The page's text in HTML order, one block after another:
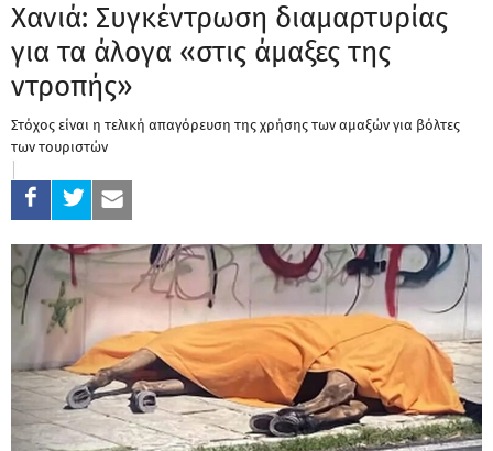
Χανιά: Συγκέντρωση διαμαρτυρίας
για τα άλογα «στις άμαξες της
ντροπής»
Στόχος είναι η τελική απαγόρευση της χρήσης των αμαξών για βόλτες
των τουριστών